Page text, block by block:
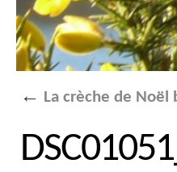
← La crèche de Noël